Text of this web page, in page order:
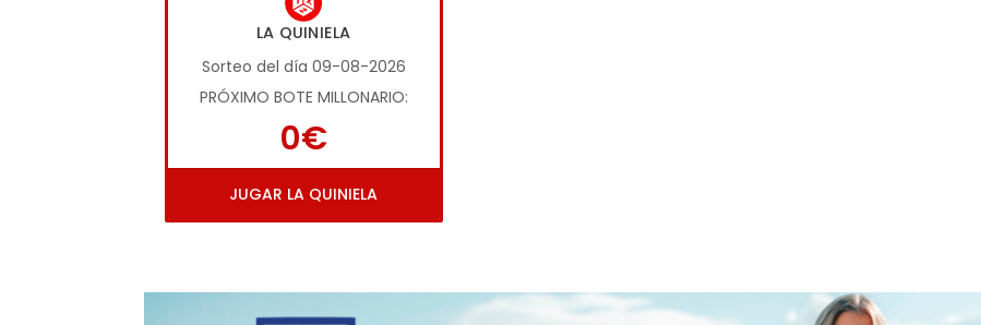
LA QUINIELA
Sorteo del día 09-08-2026
PRÓXIMO BOTE MILLONARIO:
0€
JUGAR LA QUINIELA